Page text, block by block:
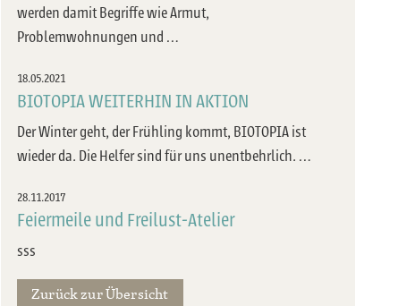
werden damit Begriffe wie Armut,
Problemwohnungen und …
18.05.2021
BIOTOPIA WEITERHIN IN AKTION
Der Winter geht, der Frühling kommt, BIOTOPIA ist
wieder da. Die Helfer sind für uns unentbehrlich. …
28.11.2017
Feiermeile und Freilust-Atelier
sss
Zurück zur Übersicht